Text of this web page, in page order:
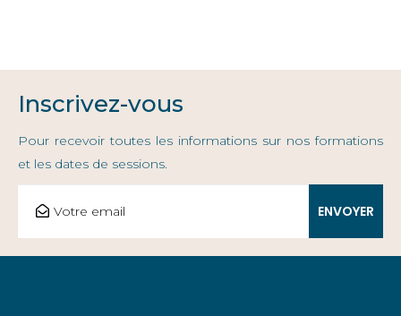
Inscrivez-vous
Pour recevoir toutes les informations sur nos formations
et les dates de sessions.